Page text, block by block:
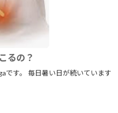
るの？
です。 毎日暑い日が続いています